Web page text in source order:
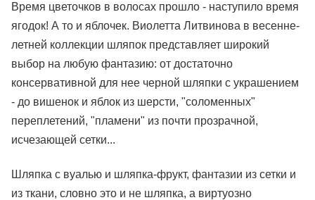
Время цветочков в волосах прошло - наступило время
ягодок! А то и яблочек. Виолетта Литвинова в весенне-
летней коллекции шляпок представляет широкий
выбор на любую фантазию: от достаточно
консервативной для нее черной шляпки с украшением
- до вишенок и яблок из шерсти, "соломенных"
переплетений, "пламени" из почти прозрачной,
исчезающей сетки...
Шляпка с вуалью и шляпка-фрукт, фантазии из сетки и
из ткани, словно это и не шляпка, а виртуозно